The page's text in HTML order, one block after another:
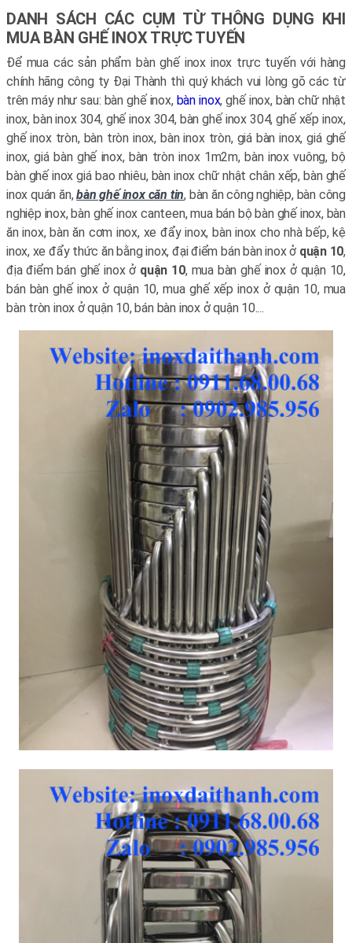
DANH SÁCH CÁC CỤM TỪ THÔNG DỤNG KHI
MUA BÀN GHẾ INOX TRỰC TUYẾN
Để mua các sản phẩm bàn ghế inox inox trực tuyến với hàng
chính hãng công ty Đại Thành thì quý khách vui lòng gõ các từ
trên máy như sau: bàn ghế inox, bàn inox, ghế inox, bàn chữ nhật
inox, bàn inox 304, ghế inox 304, bàn ghế inox 304, ghế xếp inox,
ghế inox tròn, bàn tròn inox, bàn inox tròn, giá bàn inox, giá ghế
inox, giá bàn ghế inox, bàn tròn inox 1m2m, bàn inox vuông, bộ
bàn ghế inox giá bao nhiêu, bàn inox chữ nhật chân xếp, bàn ghế
inox quán ăn,bàn ghế inox căn tin, bàn ăn công nghiệp, bàn công
nghiệp inox, bàn ghế inox canteen, mua bán bộ bàn ghế inox, bàn
ăn inox, bàn ăn cơm inox, xe đẩy inox, bàn inox cho nhà bếp, kệ
inox, xe đẩy thức ăn bằng inox, đại điểm bán bàn inox ở quận 10,
địa điểm bán ghế inox ở quận 10, mua bàn ghế inox ở quận 10,
bán bàn ghế inox ở quận 10, mua ghế xếp inox ở quận 10, mua
bàn tròn inox ở quận 10, bán bàn inox ở quận 10....